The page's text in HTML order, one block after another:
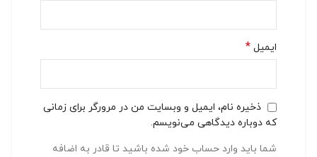
ایمیل *
ذخیره نام، ایمیل و وبسایت من در مرورگر برای زمانی
که دوباره دیدگاهی می‌نویسم.
شما باید وارد حساب خود شده باشید تا قادر به اضافه